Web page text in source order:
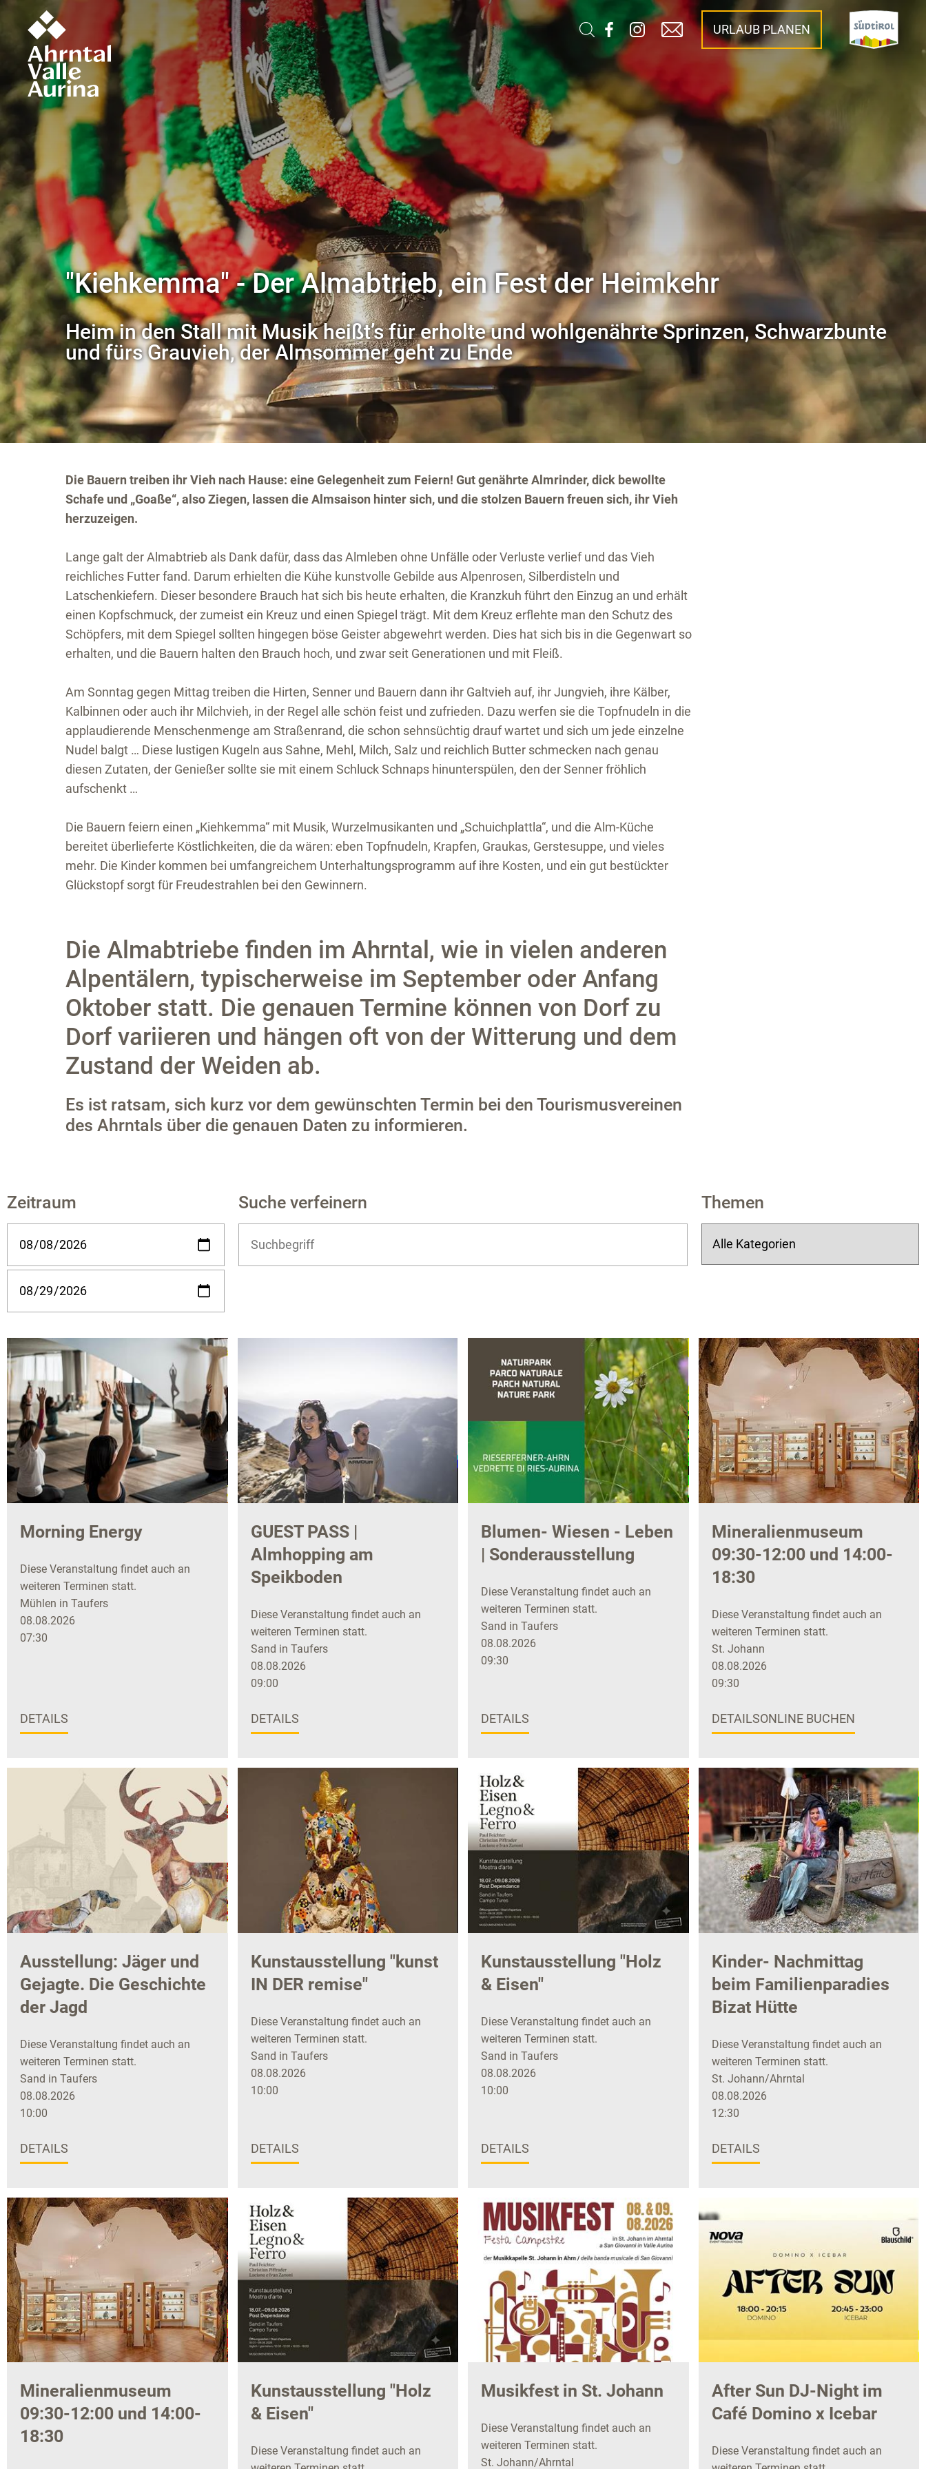
URLAUB PLANEN
"Kiehkemma" - Der Almabtrieb, ein Fest der Heimkehr
Heim in den Stall mit Musik heißt’s für erholte und wohlgenährte Sprinzen, Schwarzbunte
und fürs Grauvieh, der Almsommer geht zu Ende
Die Bauern treiben ihr Vieh nach Hause: eine Gelegenheit zum Feiern! Gut genährte Almrinder, dick bewollte
Schafe und „Goaße“, also Ziegen, lassen die Almsaison hinter sich, und die stolzen Bauern freuen sich, ihr Vieh
herzuzeigen.
Lange galt der Almabtrieb als Dank dafür, dass das Almleben ohne Unfälle oder Verluste verlief und das Vieh
reichliches Futter fand. Darum erhielten die Kühe kunstvolle Gebilde aus Alpenrosen, Silberdisteln und
Latschenkiefern. Dieser besondere Brauch hat sich bis heute erhalten, die Kranzkuh führt den Einzug an und erhält
einen Kopfschmuck, der zumeist ein Kreuz und einen Spiegel trägt. Mit dem Kreuz erflehte man den Schutz des
Schöpfers, mit dem Spiegel sollten hingegen böse Geister abgewehrt werden. Dies hat sich bis in die Gegenwart so
erhalten, und die Bauern halten den Brauch hoch, und zwar seit Generationen und mit Fleiß.
Am Sonntag gegen Mittag treiben die Hirten, Senner und Bauern dann ihr Galtvieh auf, ihr Jungvieh, ihre Kälber,
Kalbinnen oder auch ihr Milchvieh, in der Regel alle schön feist und zufrieden. Dazu werfen sie die Topfnudeln in die
applaudierende Menschenmenge am Straßenrand, die schon sehnsüchtig drauf wartet und sich um jede einzelne
Nudel balgt … Diese lustigen Kugeln aus Sahne, Mehl, Milch, Salz und reichlich Butter schmecken nach genau
diesen Zutaten, der Genießer sollte sie mit einem Schluck Schnaps hinunterspülen, den der Senner fröhlich
aufschenkt …
Die Bauern feiern einen „Kiehkemma“ mit Musik, Wurzelmusikanten und „Schuichplattla“, und die Alm-Küche
bereitet überlieferte Köstlichkeiten, die da wären: eben Topfnudeln, Krapfen, Graukas, Gerstesuppe, und vieles
mehr. Die Kinder kommen bei umfangreichem Unterhaltungsprogramm auf ihre Kosten, und ein gut bestückter
Glückstopf sorgt für Freudestrahlen bei den Gewinnern.
Die Almabtriebe finden im Ahrntal, wie in vielen anderen
Alpentälern, typischerweise im September oder Anfang
Oktober statt. Die genauen Termine können von Dorf zu
Dorf variieren und hängen oft von der Witterung und dem
Zustand der Weiden ab.
Es ist ratsam, sich kurz vor dem gewünschten Termin bei den Tourismusvereinen
des Ahrntals über die genauen Daten zu informieren.
Zeitraum Suche verfeinern Themen
Morning Energy
Diese Veranstaltung findet auch an
weiteren Terminen statt.
Mühlen in Taufers
08.08.2026
07:30
DETAILS
GUEST PASS |
Almhopping am
Speikboden
Diese Veranstaltung findet auch an
weiteren Terminen statt.
Sand in Taufers
08.08.2026
09:00
DETAILS
Blumen- Wiesen - Leben
| Sonderausstellung
Diese Veranstaltung findet auch an
weiteren Terminen statt.
Sand in Taufers
08.08.2026
09:30
DETAILS
Mineralienmuseum
09:30-12:00 und 14:00-
18:30
Diese Veranstaltung findet auch an
weiteren Terminen statt.
St. Johann
08.08.2026
09:30
DETAILSONLINE BUCHEN
Ausstellung: Jäger und
Gejagte. Die Geschichte
der Jagd
Diese Veranstaltung findet auch an
weiteren Terminen statt.
Sand in Taufers
08.08.2026
10:00
DETAILS
Kunstausstellung "kunst
IN DER remise"
Diese Veranstaltung findet auch an
weiteren Terminen statt.
Sand in Taufers
08.08.2026
10:00
DETAILS
Kunstausstellung "Holz
& Eisen"
Diese Veranstaltung findet auch an
weiteren Terminen statt.
Sand in Taufers
08.08.2026
10:00
DETAILS
Kinder- Nachmittag
beim Familienparadies
Bizat Hütte
Diese Veranstaltung findet auch an
weiteren Terminen statt.
St. Johann/Ahrntal
08.08.2026
12:30
DETAILS
Mineralienmuseum
09:30-12:00 und 14:00-
18:30
Kunstausstellung "Holz
& Eisen"
Diese Veranstaltung findet auch an
Musikfest in St. Johann
Diese Veranstaltung findet auch an
weiteren Terminen statt.
St. Johann/Ahrntal
After Sun DJ-Night im
Café Domino x Icebar
Diese Veranstaltung findet auch an